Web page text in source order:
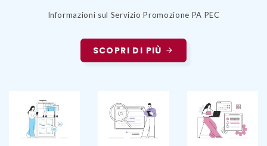
Informazioni sul Servizio Promozione PA PEC
SCOPRI DI PIÙ